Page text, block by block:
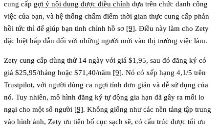
cung cấp gợi ý nội dung được điều chỉnh dựa trên chức danh công
việc của bạn, và hệ thống chấm điểm thời gian thực cung cấp phản
hồi tức thì để giúp bạn tinh chỉnh hồ sơ [9]. Điều này làm cho Zety
đặc biệt hấp dẫn đối với những người mới vào thị trường việc làm.
Zety cung cấp dùng thử 14 ngày với giá $1,95, sau đó đăng ký có
giá $25,95/tháng hoặc $71,40/năm [9]. Nó có xếp hạng 4,1/5 trên
Trustpilot, với người dùng ca ngợi tính đơn giản và dễ sử dụng của
nó. Tuy nhiên, mô hình đăng ký tự động gia hạn đã gây ra mối lo
ngại cho một số người [9]. Không giống như các nền tảng tập trung
vào hình ảnh, Zety ưu tiên bố cục sạch sẽ, có cấu trúc được tối ưu